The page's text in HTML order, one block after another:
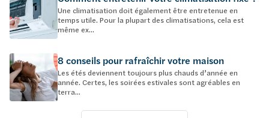
Une climatisation doit également être entretenue en
temps utile. Pour la plupart des climatisations, cela est
même ex...
8 conseils pour rafraîchir votre maison
Les étés deviennent toujours plus chauds d’année en
année. Certes, les soirées estivales sont agréables en
terra...